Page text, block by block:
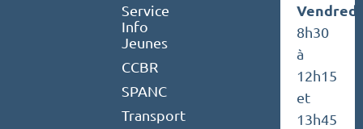
Service
Info
Jeunes
CCBR
SPANC
Transport
Vendredi
8h30
à
12h15
et
13h45